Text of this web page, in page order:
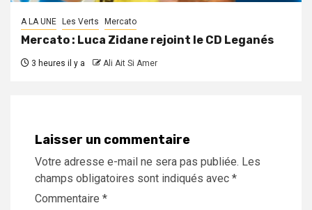
A LA UNE Les Verts Mercato
Mercato : Luca Zidane rejoint le CD Leganés
3 heures il y a Ali Ait Si Amer
Laisser un commentaire
Votre adresse e-mail ne sera pas publiée. Les
champs obligatoires sont indiqués avec *
Commentaire *